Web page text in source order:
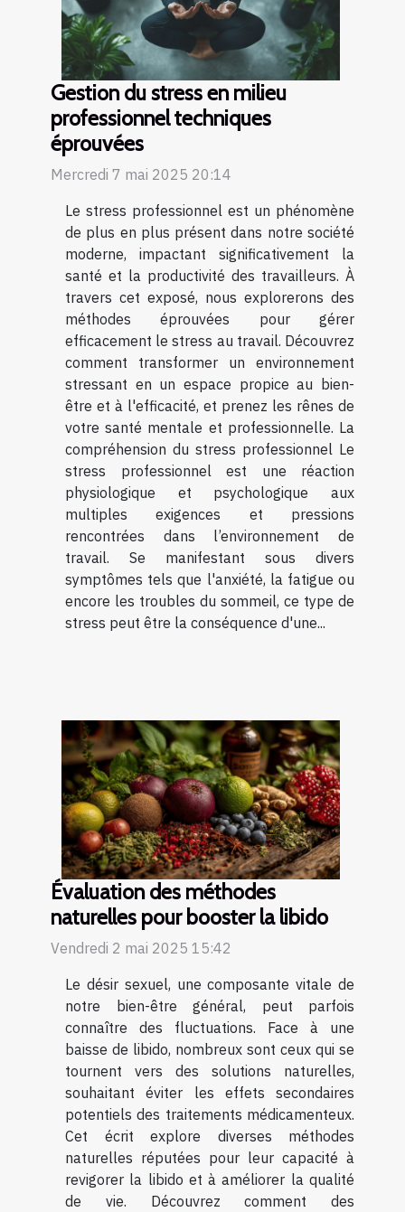
Gestion du stress en milieu
professionnel techniques
éprouvées
Mercredi 7 mai 2025 20:14
Le stress professionnel est un phénomène
de plus en plus présent dans notre société
moderne, impactant significativement la
santé et la productivité des travailleurs. À
travers cet exposé, nous explorerons des
méthodes éprouvées pour gérer
efficacement le stress au travail. Découvrez
comment transformer un environnement
stressant en un espace propice au bien-
être et à l'efficacité, et prenez les rênes de
votre santé mentale et professionnelle. La
compréhension du stress professionnel Le
stress professionnel est une réaction
physiologique et psychologique aux
multiples exigences et pressions
rencontrées dans l’environnement de
travail. Se manifestant sous divers
symptômes tels que l'anxiété, la fatigue ou
encore les troubles du sommeil, ce type de
stress peut être la conséquence d'une...
Évaluation des méthodes
naturelles pour booster la libido
Vendredi 2 mai 2025 15:42
Le désir sexuel, une composante vitale de
notre bien-être général, peut parfois
connaître des fluctuations. Face à une
baisse de libido, nombreux sont ceux qui se
tournent vers des solutions naturelles,
souhaitant éviter les effets secondaires
potentiels des traitements médicamenteux.
Cet écrit explore diverses méthodes
naturelles réputées pour leur capacité à
revigorer la libido et à améliorer la qualité
de vie. Découvrez comment des